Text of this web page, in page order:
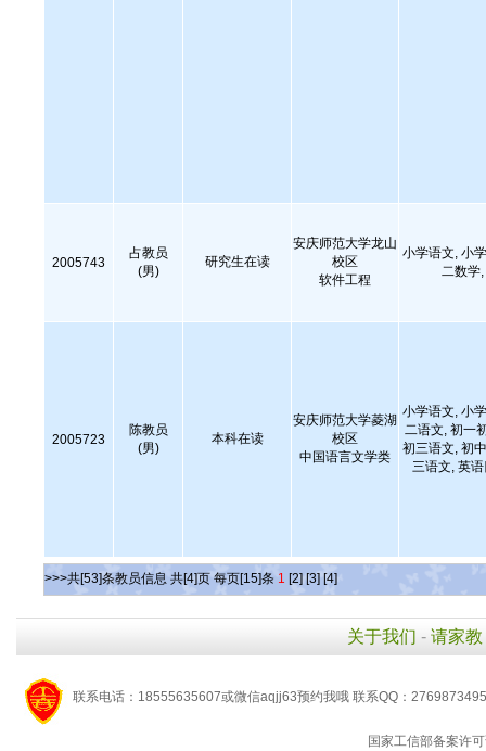
2005743
占教员
(男)
研究生在读
安庆师范大学龙山
校区
软件工程
小学语文, 小
二数学
2005723
陈教员
(男)
本科在读
安庆师范大学菱湖
校区
中国语言文学类
小学语文, 小
二语文, 初一
初三语文, 初
三语文, 英
>>>共[53]条教员信息 共[4]页 每页[15]条 1 [2] [3] [4]
关于我们 - 请家教
联系电话：18555635607或微信aqjj63预约我哦 联系QQ：
国家工信部备案许